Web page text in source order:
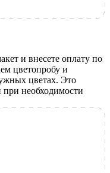
и внесете оплату по
цветопробу и
цветах. Это
при необходимости